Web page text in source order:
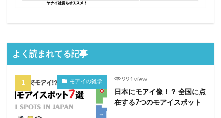
よく読まれてる記事
モアイの雑学 991view
日本にモアイ像！？ 全国に点
在する7つのモアイスポット